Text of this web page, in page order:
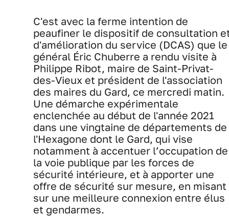
C'est avec la ferme intention de
peaufiner le dispositif de consultation
d'amélioration du service (DCAS) que le
général Éric Chuberre a rendu visite à
Philippe Ribot, maire de Saint-Privat-
des-Vieux et président de l'association
des maires du Gard, ce mercredi matin.
Une démarche expérimentale
enclenchée au début de l'année 2021
dans une vingtaine de départements de
l'Hexagone dont le Gard, qui vise
notamment à accentuer l’occupation de
la voie publique par les forces de
sécurité intérieure, et à apporter une
offre de sécurité sur mesure, en misant
sur une meilleure connexion entre élus
et gendarmes.